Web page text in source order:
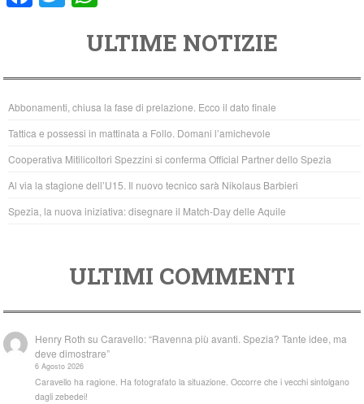
e
b
o
o
k
er
at
s
A
p
p
ULTIME NOTIZIE
Abbonamenti, chiusa la fase di prelazione. Ecco il dato finale
Tattica e possessi in mattinata a Follo. Domani l’amichevole
Cooperativa Mitilicoltori Spezzini si conferma Official Partner dello Spezia
Al via la stagione dell’U15. Il nuovo tecnico sarà Nikolaus Barbieri
Spezia, la nuova iniziativa: disegnare il Match-Day delle Aquile
ULTIMI COMMENTI
Henry Roth suCaravello: “Ravenna più avanti. Spezia? Tante idee, ma
deve dimostrare”
6 Agosto 2026
Caravello ha ragione. Ha fotografato la situazione. Occorre che i vecchi sintolgano
dagli zebedei!